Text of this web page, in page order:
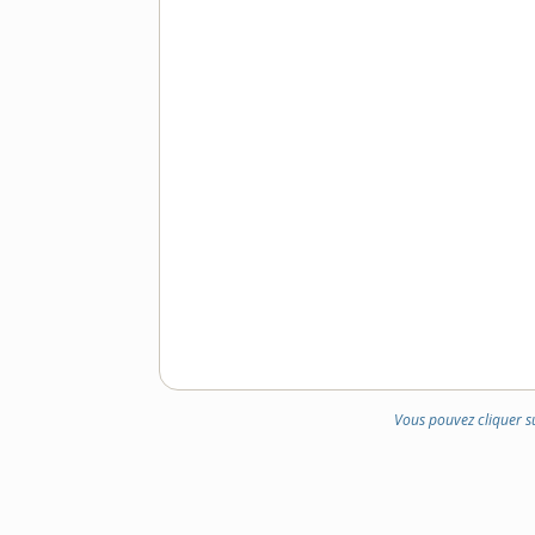
Vous pouvez cliquer